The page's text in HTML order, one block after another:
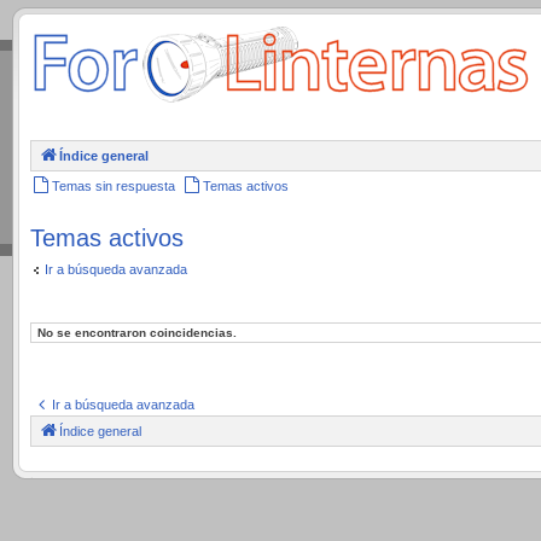
.
Índice general
Temas sin respuesta Temas activos
Temas activos
Ir a búsqueda avanzada
No se encontraron coincidencias.
Ir a búsqueda avanzada
Índice general
.